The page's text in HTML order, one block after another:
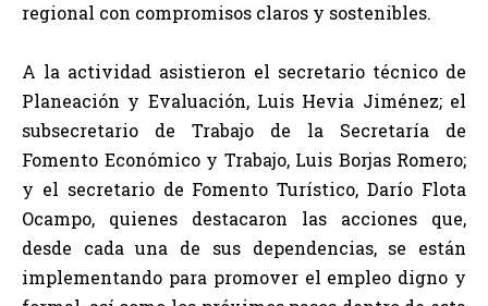
regional con compromisos claros y sostenibles.
A la actividad asistieron el secretario técnico de
Planeación y Evaluación, Luis Hevia Jiménez; el
subsecretario de Trabajo de la Secretaría de
Fomento Económico y Trabajo, Luis Borjas Romero;
y el secretario de Fomento Turístico, Darío Flota
Ocampo, quienes destacaron las acciones que,
desde cada una de sus dependencias, se están
implementando para promover el empleo digno y